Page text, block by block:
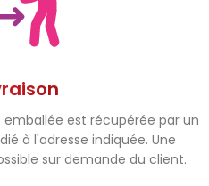
est récupérée par un
à l'adresse indiquée. Une
sur demande du client.